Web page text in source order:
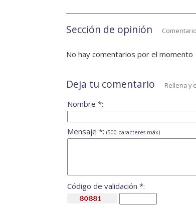
Sección de opinión
No hay comentarios por el momento
Deja tu comentario Rellena y
Nombre *:
Mensaje *: (500 caracteres máx)
Código de validación *: